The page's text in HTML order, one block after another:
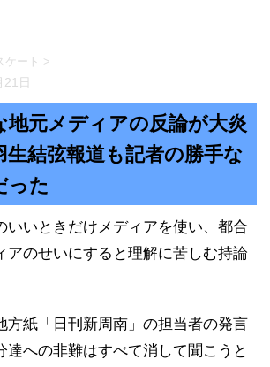
ケート >
日
地元メディアの反論が大炎
生結弦報道も記者の勝手な
った
いいときだけメディアを使い、都合
アのせいにすると理解に苦しむ持論
方紙「日刊新周南」の担当者の発言
達への非難はすべて消して聞こうと